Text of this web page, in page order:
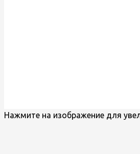
Нажмите на изображение для